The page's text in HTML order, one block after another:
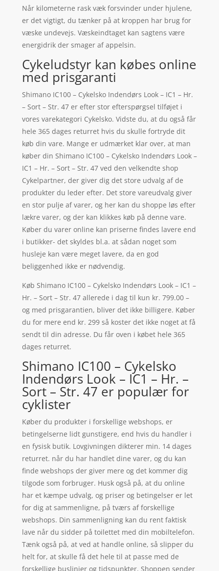
Når kilometerne rask væk forsvinder under hjulene,
er det vigtigt, du tænker på at kroppen har brug for
væske undevejs. Væskeindtaget kan sagtens være
energidrik der smager af appelsin.
Cykeludstyr kan købes online
med prisgaranti
Shimano IC100 – Cykelsko Indendørs Look – IC1 – Hr.
– Sort – Str. 47 er efter stor efterspørgsel tilføjet i
vores varekategori Cykelsko. Vidste du, at du også får
hele 365 dages returret hvis du skulle fortryde dit
køb din vare. Mange er udmærket klar over, at man
køber din Shimano IC100 – Cykelsko Indendørs Look –
IC1 – Hr. – Sort – Str. 47 ved den velkendte shop
Cykelpartner, der giver dig det store udvalg af de
produkter du leder efter. Det store vareudvalg giver
en stor pulje af varer, og her kan du shoppe løs efter
lækre varer, og der kan klikkes køb på denne vare.
Køber du varer online kan priserne findes lavere end
i butikker- det skyldes bl.a. at sådan noget som
husleje kan være meget lavere, da en god
beliggenhed ikke er nødvendig.
Køb Shimano IC100 – Cykelsko Indendørs Look – IC1 –
Hr. – Sort – Str. 47 allerede i dag til kun kr. 799.00 –
og med prisgarantien, bliver det ikke billigere. Køber
du for mere end kr. 299 så koster det ikke noget at få
sendt til din adresse. Du får oven i købet hele 365
dages returret.
Shimano IC100 – Cykelsko
Indendørs Look – IC1 – Hr. –
Sort – Str. 47 er populær for
cyklister
Køber du produkter i forskellige webshops, er
betingelserne lidt gunstigere, end hvis du handler i
en fysisk butik. Lovgivningen dikterer min. 14 dages
returret. når du har handlet dine varer, og du kan
finde webshops der giver mere og det kommer dig
tilgode som forbruger. Husk også på, at du online
har et kæmpe udvalg, og priser og betingelser er let
for dig at sammenligne, på tværs af forskellige
webshops. Din sammenligning kan du rent faktisk
lave når du sidder på toilettet med din mobiltelefon.
Tænk også på, at ved at handle online, så slipper du
helt for, at skulle få det hele til at passe med de
forskellige buslinjer og tidspunkter. Shoppen sender